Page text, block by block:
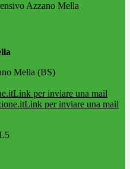
Azzano Mella
Mella (BS)
Link per inviare una mail
Link per inviare una mail